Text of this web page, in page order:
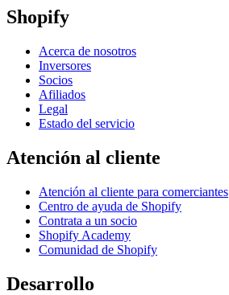
Shopify
Acerca de nosotros
Inversores
Socios
Afiliados
Legal
Estado del servicio
Atención al cliente
Atención al cliente para comerciantes
Centro de ayuda de Shopify
Contrata a un socio
Shopify Academy
Comunidad de Shopify
Desarrollo